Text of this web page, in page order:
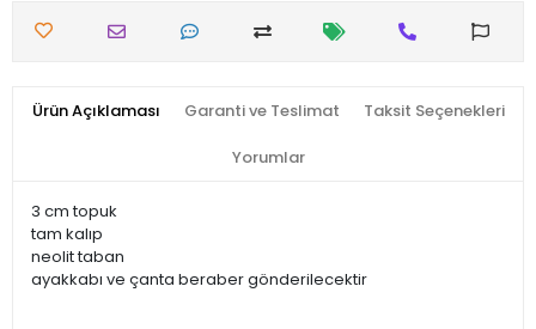
Ürün Açıklaması Garanti ve Teslimat Taksit Seçenekleri
Yorumlar
3 cm topuk
tam kalıp
neolit taban
ayakkabı ve çanta beraber gönderilecektir